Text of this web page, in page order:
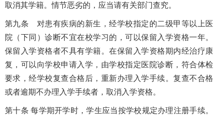
取消其学籍。情节恶劣的，应当请有关部门查究。
第九条 对患有疾病的新生，经学校指定的二级甲等以上医
院（下同）诊断不宜在校学习的，可以保留入学资格一年。
保留入学资格者不具有学籍。在保留入学资格期内经治疗康
复，可以向学校申请入学，由学校指定医院诊断，符合体检
要求，经学校复查合格后，重新办理入学手续。复查不合格
或者逾期不办理入学手续者，取消入学资格。
第十条 每学期开学时，学生应当按学校规定办理注册手续。